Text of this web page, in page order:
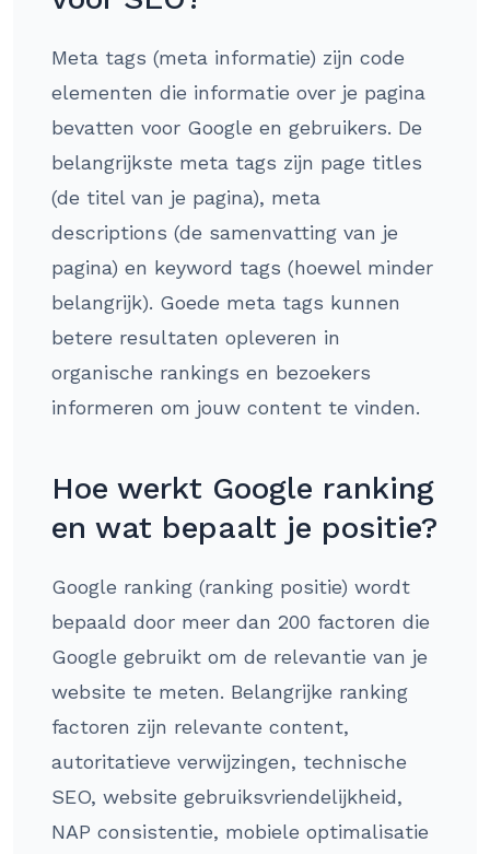
Meta tags (meta informatie) zijn code
elementen die informatie over je pagina
bevatten voor Google en gebruikers. De
belangrijkste meta tags zijn page titles
(de titel van je pagina), meta
descriptions (de samenvatting van je
pagina) en keyword tags (hoewel minder
belangrijk). Goede meta tags kunnen
betere resultaten opleveren in
organische rankings en bezoekers
informeren om jouw content te vinden.
Hoe werkt Google ranking
en wat bepaalt je positie?
Google ranking (ranking positie) wordt
bepaald door meer dan 200 factoren die
Google gebruikt om de relevantie van je
website te meten. Belangrijke ranking
factoren zijn relevante content,
autoritatieve verwijzingen, technische
SEO, website gebruiksvriendelijkheid,
NAP consistentie, mobiele optimalisatie